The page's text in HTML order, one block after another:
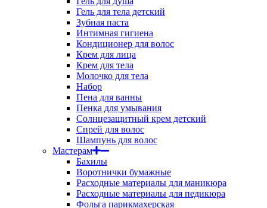
Гель для тела детский
Зубная паста
Интимная гигиена
Кондиционер для волос
Крем для лица
Крем для тела
Молочко для тела
Набор
Пена для ванны
Пенка для умывания
Солнцезащитный крем детский
Спрей для волос
Шампунь для волос
Мастерам
Бахилы
Воротнички бумажные
Расходные материалы для маникюра
Расходные материалы для педикюра
Фольга парикмахерская